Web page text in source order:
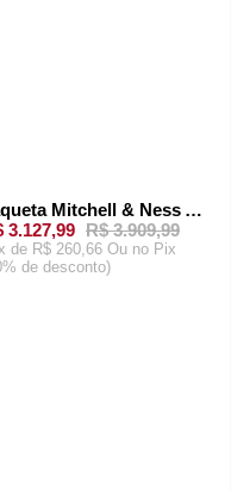
-20%
Jaqueta Mitchell & Ness Authentic Philadelphia Eagles 1938 Jacket Verde
3.127,99 R$ 3.909,99
de R$ 260,66 Ou no Pix
de desconto)